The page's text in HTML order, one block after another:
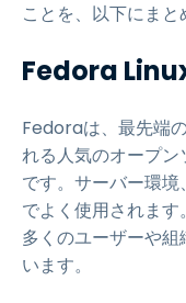
ことを、以下にまと
Fedora
Fedoraは、最先端
れる人気のオープ
です。サーバー環
でよく使用されます
多くのユーザーや
います。